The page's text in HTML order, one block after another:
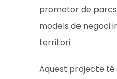
promotor de
models de negoci
territori.
Aquest projecte té